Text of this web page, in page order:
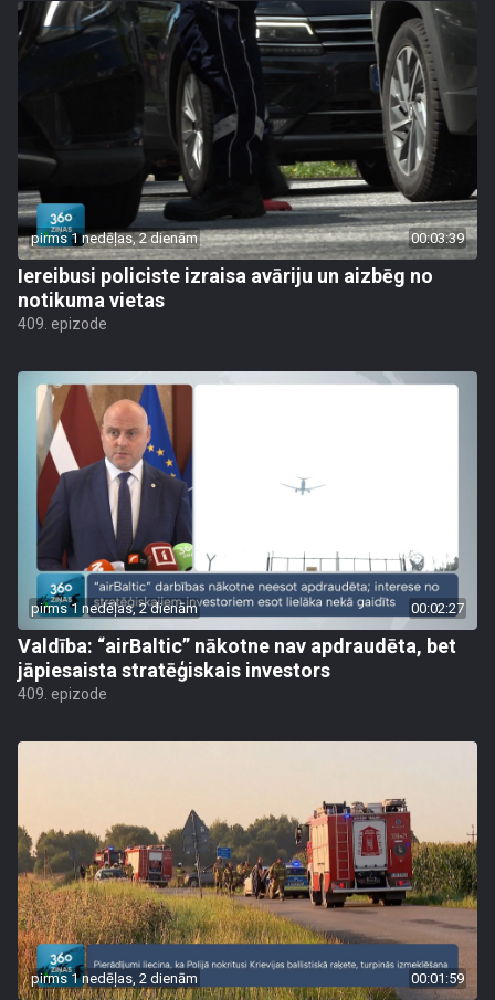
pirms 1 nedēļas, 2 dienām 00:03:39
Iereibusi policiste izraisa avāriju un aizbēg no
notikuma vietas
409. epizode
pirms 1 nedēļas, 2 dienām 00:02:27
Valdība: “airBaltic” nākotne nav apdraudēta, bet
jāpiesaista stratēģiskais investors
409. epizode
pirms 1 nedēļas, 2 dienām 00:01:59